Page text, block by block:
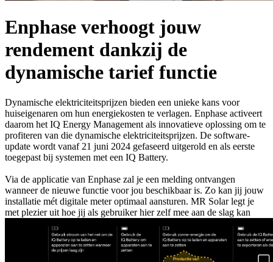
Enphase verhoogt jouw
rendement dankzij de
dynamische tarief functie
Dynamische elektriciteitsprijzen bieden een unieke kans voor
huiseigenaren om hun energiekosten te verlagen. Enphase activeert
daarom het IQ Energy Management als innovatieve oplossing om te
profiteren van die dynamische elektriciteitsprijzen. De software-
update wordt vanaf 21 juni 2024 gefaseerd uitgerold en als eerste
toegepast bij systemen met een IQ Battery.
Via de applicatie van Enphase zal je een melding ontvangen
wanneer de nieuwe functie voor jou beschikbaar is. Zo kan jij jouw
installatie mét digitale meter optimaal aansturen. MR Solar legt je
met plezier uit hoe jij als gebruiker hier zelf mee aan de slag kan